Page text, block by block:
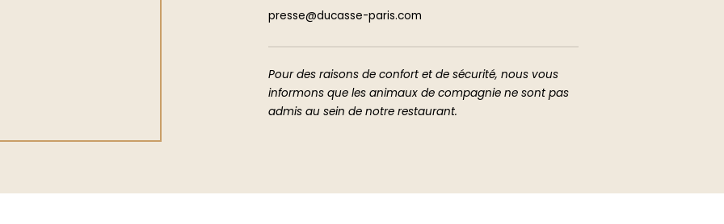
presse@ducasse-paris.com
Pour des raisons de confort et de sécurité, nous vous
informons que les animaux de compagnie ne sont pas
admis au sein de notre restaurant.